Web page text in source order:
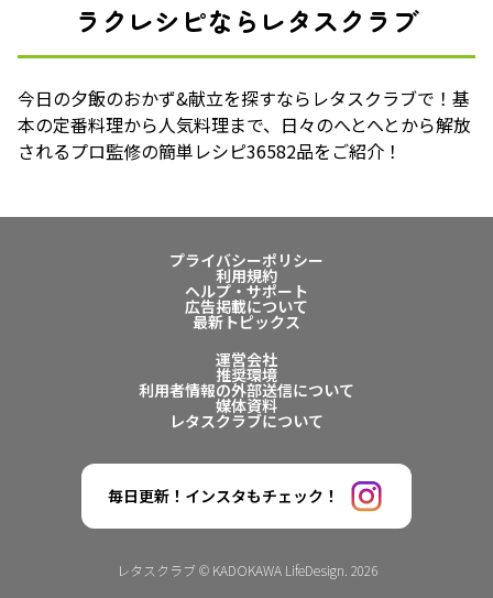
ラクレシピならレタスクラブ
今日の夕飯のおかず&献立を探すならレタスクラブで！基
本の定番料理から人気料理まで、日々のへとへとから解放
されるプロ監修の簡単レシピ36582品をご紹介！
プライバシーポリシー
利用規約
ヘルプ・サポート
広告掲載について
最新トピックス
運営会社
推奨環境
利用者情報の外部送信について
媒体資料
レタスクラブについて
毎日更新！インスタもチェック！
レタスクラブ © KADOKAWA LifeDesign. 2026